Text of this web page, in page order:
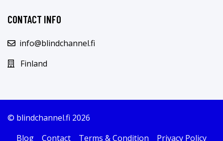
CONTACT INFO
info@blindchannel.fi
Finland
© blindchannel.fi 2026
Blog
Contact Terms & Condition Privacy Policy